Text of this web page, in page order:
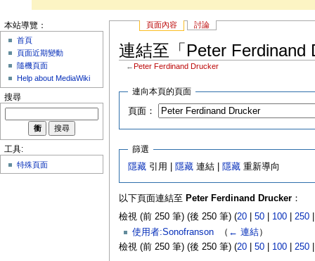
頁面內容 討論
連結至「Peter Ferdinand
← Peter Ferdinand Drucker
連向本頁的頁面
頁面：
篩選
隱藏 引用 | 隱藏 連結 | 隱藏 重新導向
以下頁面連結至 Peter Ferdinand Drucker：
檢視 (前 250 筆) (後 250 筆) (20| 50| 100| 250
使用者:Sonofranson‎ （ ← 連結）
檢視 (前 250 筆) (後 250 筆) (20| 50| 100| 250
本站導覽：
首頁
頁面近期變動
隨機頁面
Help about MediaWiki
搜尋
工具:
特殊頁面